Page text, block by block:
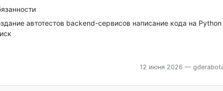
автотестов backend-сервисов написание кода на Python
12 июня 2026 —